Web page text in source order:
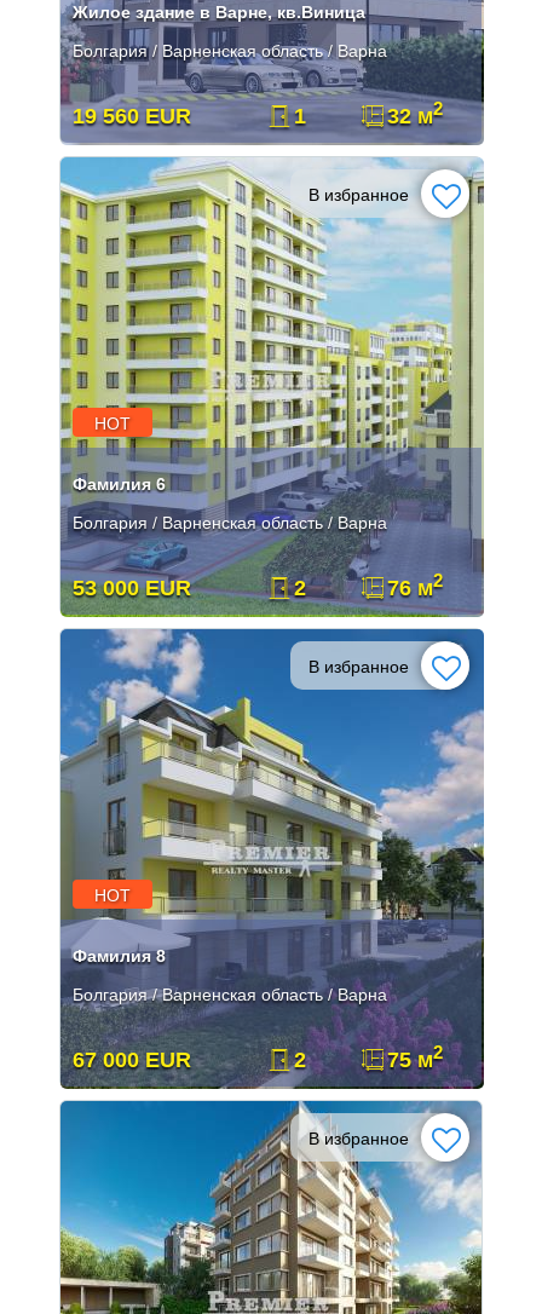
Жилое здание в Варне, кв.Виница
Болгария / Варненская область / Варна
19 560 EUR 1 32 м2
В избранное
HOT
Фамилия 6
Болгария / Варненская область / Варна
53 000 EUR 2 76 м2
В избранное
HOT
Фамилия 8
Болгария / Варненская область / Варна
67 000 EUR 2 75 м2
В избранное